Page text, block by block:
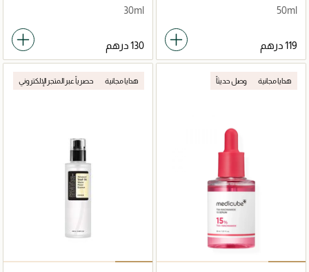
50ml
30ml
هدايا مجانية وصل حديثاً هدايا مجانية حصرياً عبر المتجر الإلكتروني